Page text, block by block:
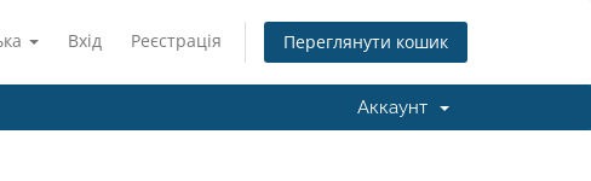
Вхід Реєстрація Переглянути кошик
Аккаунт